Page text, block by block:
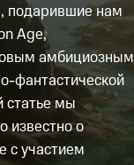
подарившие нам
Age,
амбициозным
фантастической
статье мы
известно о
с участием